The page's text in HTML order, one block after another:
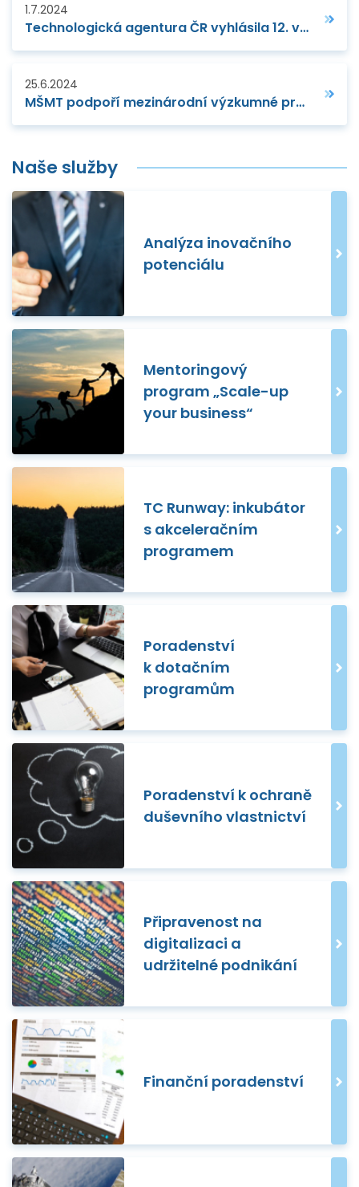
1.7.2024
Technologická agentura ČR vyhlásila 12. veřejnou soutěž v podprogramu „Technologičtí lídři“ v Trendu
25.6.2024
MŠMT podpoří mezinárodní výzkumné projekty reagující na katastrofy
Naše služby
Analýza inovačního
potenciálu
Mentoringový
program „Scale-up
your business“
TC Runway: inkubátor
s akceleračním
programem
Poradenství
k dotačním
programům
Poradenství k ochraně
duševního vlastnictví
Připravenost na
digitalizaci a
udržitelné podnikání
Finanční poradenství